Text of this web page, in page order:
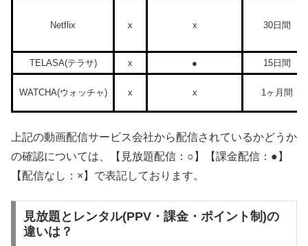
Netflix x x 30日間
TELASA(テラサ) x ● 15日間
WATCHA(ウォッチャ) x x 1ヶ月間
上記の動画配信サービス会社から配信されているかどうか
の確認については、【見放題配信：○】【課金配信：●】
【配信なし：×】で表記しております。
見放題とレンタル(PPV・課金・ポイント制)の
違いは？